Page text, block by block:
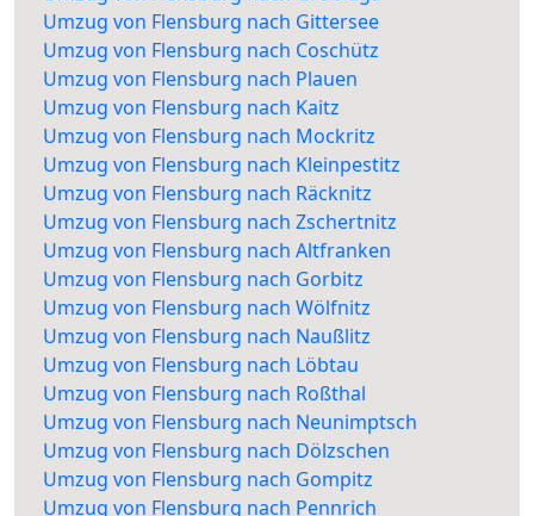
Umzug von Flensburg nach Gittersee
Umzug von Flensburg nach Coschütz
Umzug von Flensburg nach Plauen
Umzug von Flensburg nach Kaitz
Umzug von Flensburg nach Mockritz
Umzug von Flensburg nach Kleinpestitz
Umzug von Flensburg nach Räcknitz
Umzug von Flensburg nach Zschertnitz
Umzug von Flensburg nach Altfranken
Umzug von Flensburg nach Gorbitz
Umzug von Flensburg nach Wölfnitz
Umzug von Flensburg nach Naußlitz
Umzug von Flensburg nach Löbtau
Umzug von Flensburg nach Roßthal
Umzug von Flensburg nach Neunimptsch
Umzug von Flensburg nach Dölzschen
Umzug von Flensburg nach Gompitz
Umzug von Flensburg nach Pennrich